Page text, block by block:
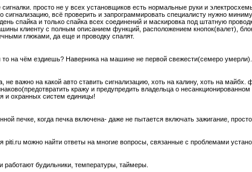
просто не у всех установщиков есть нормальные руки и
сигнализацию, всё проверить и запрограммировать специалисту нужно
спайка и только спайка всех соединений и маскировка под штатную
клиенту с полным описанием функций, расположением кнопок(валет),
глюками, да еще и проводку спалят.
на чём ездиешь? Наверника на машине не первой свежести(семеро умерли).
не важно на какой авто ставить сигнализацию, хоть на калину, хоть на
кражу и предупредить владельца о
и охранных систем единицы!
печке, когда печка включена- даже не пытается включать зажигание,
piti.ru можно найти ответы на многие вопросы, связанные с проблемами
работают будильники, температуры, таймеры.